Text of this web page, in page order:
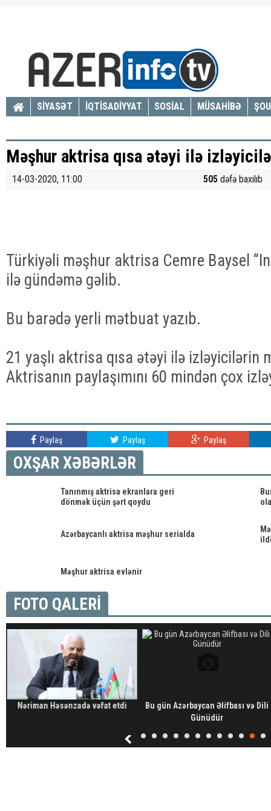
SİYASƏT İQTİSADİYYAT SOSİAL MÜSAHİBƏ
Məşhur aktrisa qısa ətəyi ilə
14-03-2020, 11:00 505 dəfə baxılıb
Türkiyəli məşhur aktrisa Cemre Baysel
ilə gündəmə gəlib.
Bu barədə yerli mətbuat yazıb.
21 yaşlı aktrisa qısa ətəyi ilə izləyicilərin
Aktrisanın paylaşımını 60 mindən çox
Paylaş Paylaş Paylaş
OXŞAR XƏBƏRLƏR
Tanınmış aktrisa ekranlara geri
dönmək üçün şərt qoydu
Azərbaycanlı aktrisa məşhur serialda
Məşhur aktrisa evlənir
FOTO QALERİ
Nəriman Həsənzadə vəfat etdi
Bu gün Azərbaycan Əlifbası və Dili
Günüdür